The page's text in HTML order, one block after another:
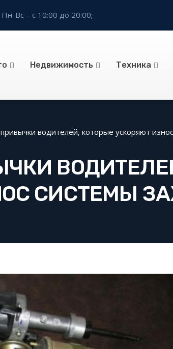
Пн-Вс – с 10:00 до 20:00;
Недвижимость Техника
водителей, которые ускоряют
СИСТЕМЫ